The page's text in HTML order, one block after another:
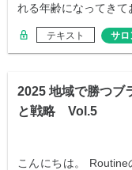
れる年齢になってきて
テキスト サロ
2025 地域で勝つブ
と戦略 Vol.5
こんにちは。